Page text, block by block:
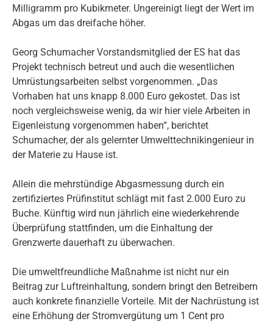
Milligramm pro Kubikmeter. Ungereinigt liegt der Wert im
Abgas um das dreifache höher.
Georg Schumacher Vorstandsmitglied der ES hat das
Projekt technisch betreut und auch die wesentlichen
Umrüstungsarbeiten selbst vorgenommen. „Das
Vorhaben hat uns knapp 8.000 Euro gekostet. Das ist
noch vergleichsweise wenig, da wir hier viele Arbeiten in
Eigenleistung vorgenommen haben“, berichtet
Schumacher, der als gelernter Umwelttechnikingenieur in
der Materie zu Hause ist.
Allein die mehrstündige Abgasmessung durch ein
zertifiziertes Prüfinstitut schlägt mit fast 2.000 Euro zu
Buche. Künftig wird nun jährlich eine wiederkehrende
Überprüfung stattfinden, um die Einhaltung der
Grenzwerte dauerhaft zu überwachen.
Die umweltfreundliche Maßnahme ist nicht nur ein
Beitrag zur Luftreinhaltung, sondern bringt den Betreibern
auch konkrete finanzielle Vorteile. Mit der Nachrüstung ist
eine Erhöhung der Stromvergütung um 1 Cent pro